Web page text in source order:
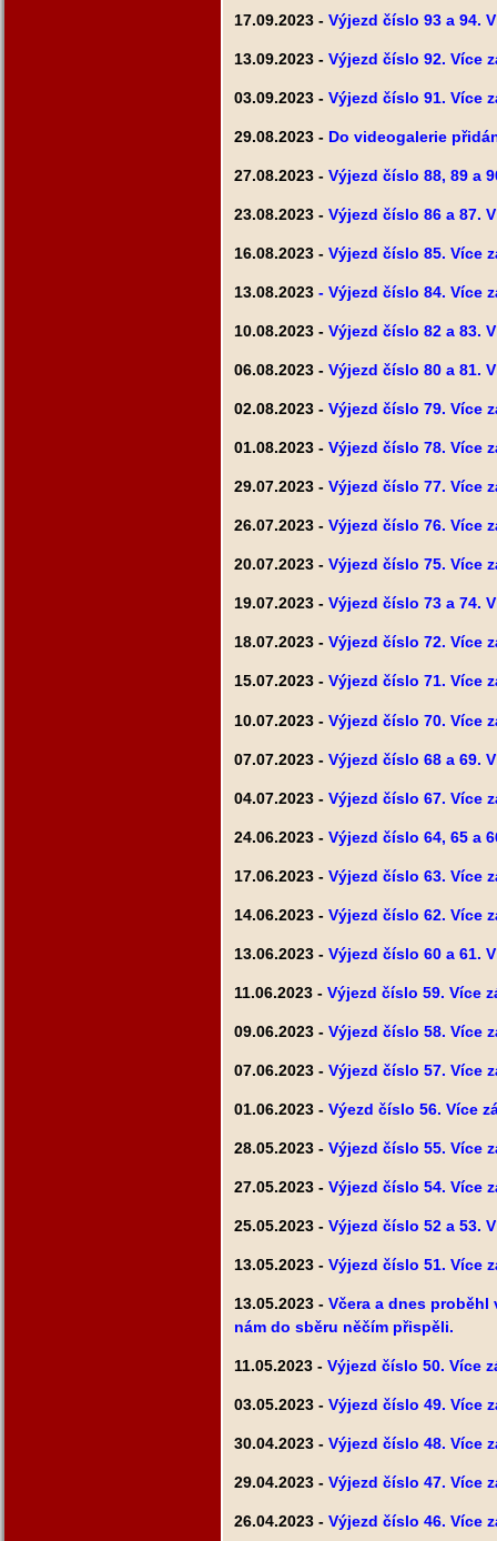
17.09.2023 - Výjezd číslo 93 a 94.
13.09.2023 - Výjezd číslo 92. Více
03.09.2023 - Výjezd číslo 91. Více
29.08.2023 - Do videogalerie
27.08.2023 - Výjezd číslo 88, 89 a
23.08.2023 - Výjezd číslo 86 a 87.
16.08.2023 - Výjezd číslo 85. Více
13.08.2023 - Výjezd číslo 84. Více
10.08.2023 - Výjezd číslo 82 a 83.
06.08.2023 - Výjezd číslo 80 a 81.
02.08.2023 - Výjezd číslo 79. Více
01.08.2023 - Výjezd číslo 78. Více
29.07.2023 - Výjezd číslo 77. Více
26.07.2023 - Výjezd číslo 76. Více
20.07.2023 - Výjezd číslo 75. Více
19.07.2023 - Výjezd číslo 73 a 74.
18.07.2023 - Výjezd číslo 72. Více
15.07.2023 - Výjezd číslo 71. Více
10.07.2023 - Výjezd číslo 70. Více
07.07.2023 - Výjezd číslo 68 a 69.
04.07.2023 - Výjezd číslo 67. Více
24.06.2023 - Výjezd číslo 64, 65 a
17.06.2023 - Výjezd číslo 63. Více
14.06.2023 - Výjezd číslo 62. Více
13.06.2023 - Výjezd číslo 60 a 61.
11.06.2023 - Výjezd číslo 59. Více
09.06.2023 - Výjezd číslo 58. Více
07.06.2023 - Výjezd číslo 57. Více
01.06.2023 - Výezd číslo 56. Více
28.05.2023 - Výjezd číslo 55. Více
27.05.2023 - Výjezd číslo 54. Více
25.05.2023 - Výjezd číslo 52 a 53.
13.05.2023 - Výjezd číslo 51. Více
13.05.2023 - Včera a dnes proběhl
nám do sběru něčím přispěli.
11.05.2023 - Výjezd číslo 50. Více
03.05.2023 - Výjezd číslo 49. Více
30.04.2023 - Výjezd číslo 48. Více
29.04.2023 - Výjezd číslo 47. Více
26.04.2023 - Výjezd číslo 46. Více